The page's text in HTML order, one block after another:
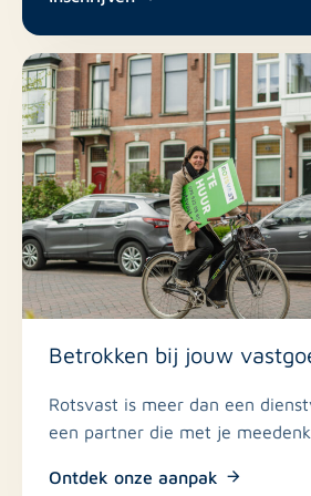
Vlaanderen, vlak bij de Belgische
vindt u supermarkten, horeca,
jachthaven. De omgeving biedt
om te wandelen en te fietsen
het polderlandschap.
Steden als Terneuzen, Axel en
korte afstand, waardoor u
Nederlandse als Belgische
minuten rijden.
Kenmerken
€ 1.295,- per maand
Betrokken bij jouw
Rotsvast is meer dan een
een partner die met je
Ontdek onze aanpak